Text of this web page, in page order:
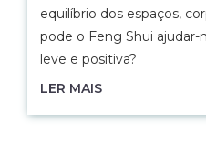
equilíbrio dos espaços,
pode o Feng Shui
leve e positiva?
LER MAIS